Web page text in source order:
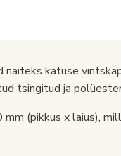
katuse
tsingitud ja
(pikkus x laius),